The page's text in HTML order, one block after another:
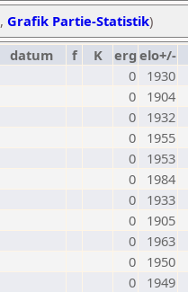
, Grafik Partie-Statistik)
datum f K erg elo+/-
0
1930
0
1904
0
1932
0
1955
0
1953
0
1984
0
1933
0
1905
0
1963
0
1950
0
1949